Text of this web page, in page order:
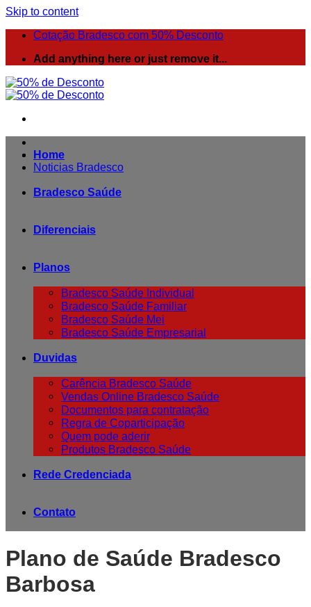
Skip to content
Cotação Bradesco com 50% Desconto
Add anything here or just remove it...
Noticias Bradesco
Home
Bradesco Saúde
Diferenciais
Planos
Bradesco Saúde Individual
Bradesco Saúde Familiar
Bradesco Saúde Mei
Bradesco Saúde Empresarial
Duvidas
Carência Bradesco Saúde
Vendas Online Bradesco Saúde
Documentos para contratação
Regra de Coparticipação
Quem pode aderir
Produtos Bradesco Saúde
Rede Credenciada
Contato
Plano de Saúde Bradesco
Barbosa